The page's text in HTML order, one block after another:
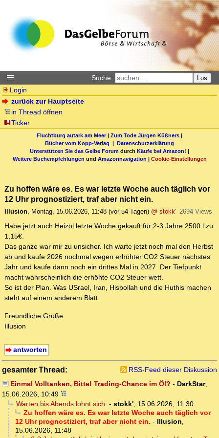
Suche: Los
Login
zurück zur Hauptseite
in Thread öffnen
Ticker
Fluchtburg autark am Meer| Zum Tode Jürgen Küßners |
Bücher vom Kopp-Verlag | Datenschutzerklärung
Unterstützen Sie das Gelbe Forum durch Käufe bei Amazon! |
Weitere Buchempfehlungen und Amazonnavigation | Cookie-Einstellungen
Zu hoffen wäre es. Es war letzte Woche auch täglich vor
12 Uhr prognostiziert, traf aber nicht ein.
Illusion, Montag, 15.06.2026, 11:48 (vor 54 Tagen) @ stokk' 2694 Views
Habe jetzt auch Heizöl letzte Woche gekauft für 2-3 Jahre 2500 l zu
1,15€.
Das ganze war mir zu unsicher. Ich warte jetzt noch mal den Herbst
ab und kaufe 2026 nochmal wegen erhöhter CO2 Steuer nächstes
Jahr und kaufe dann noch ein drittes Mal in 2027. Der Tiefpunkt
macht wahrscheinlich die erhöhte CO2 Steuer wett.
So ist der Plan. Was USrael, Iran, Hisbollah und die Huthis machen
steht auf einem anderem Blatt.
Freundliche Grüße
Illusion
antworten
gesamter Thread:
RSS-Feed dieser Diskussion
Einmal Volltanken, Bitte! Trading-Chance im Öl? - DarkStar,
15.06.2026, 10:49
Warten bis Abends lohnt sich: - stokk', 15.06.2026, 11:30
Zu hoffen wäre es. Es war letzte Woche auch täglich vor
12 Uhr prognostiziert, traf aber nicht ein. - Illusion,
15.06.2026, 11:48